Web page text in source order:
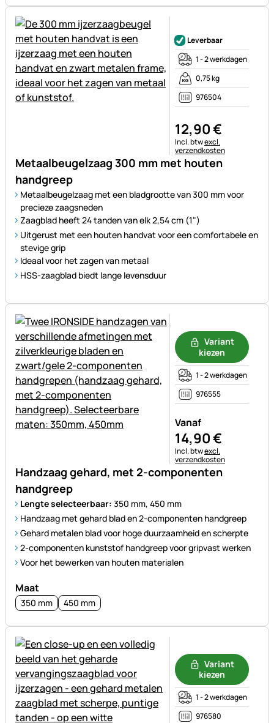
Metaalbeugelzaag 300 mm met houten
handgreep
Metaalbeugelzaag met een bladgrootte van 300 mm voor
precieze zaagsneden
Zaagblad heeft 24 tanden van elk 2,54 cm (1")
Uitgerust met een houten handvat voor een comfortabele en
stevige grip
Ideaal voor het zagen van metaal
HSS-zaagblad biedt lange levensduur
Leverbaar
1 - 2 werkdagen
0,75 kg
976504
12,90€
Belastinginformatie:
Incl. btwexcl.
verzendkosten
Handzaag gehard, met 2-componenten
handgreep
Lengte selecteerbaar: 350 mm, 450 mm
Handzaag met gehard blad en 2-componenten handgreep
Gehard metalen blad voor hoge duurzaamheid en scherpte
2-componenten kunststof handgreep voor gripvast werken
Voor het bewerken van houten materialen
Maat
350 mm 450 mm
Variant
kiezen
1 - 2 werkdagen
976555
Vanaf
14,90€
Belastinginformatie:
Incl. btwexcl.
verzendkosten
Variant
kiezen
1 - 2 werkdagen
976580